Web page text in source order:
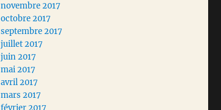
novembre 2017
octobre 2017
septembre 2017
juillet 2017
juin 2017
mai 2017
avril 2017
mars 2017
février 2017